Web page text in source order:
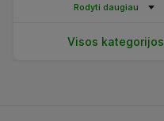
Rodyti daugiau
Visos kategorijos